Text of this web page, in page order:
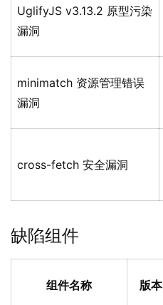
UglifyJS v3.13.2 原型污染
漏洞
minimatch 资源管理错误
漏洞
cross-fetch 安全漏洞
缺陷组件
组件名称 版本